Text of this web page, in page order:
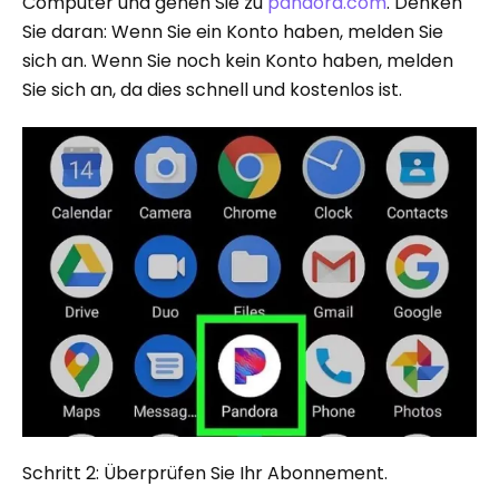
Sie daran: Wenn Sie ein Konto haben, melden Sie
sich an. Wenn Sie noch kein Konto haben, melden
Sie sich an, da dies schnell und kostenlos ist.
Schritt 2: Überprüfen Sie Ihr Abonnement.